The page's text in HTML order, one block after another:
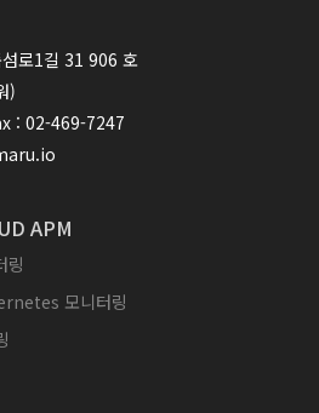
로1길 31 906 호
)
: 02-469-7247
APM
링
모니터링